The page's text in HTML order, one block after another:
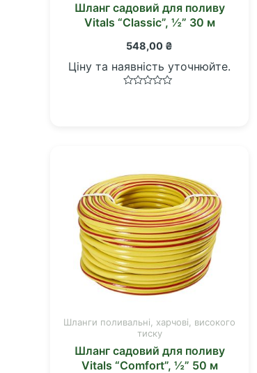
Шланг садовий для поливу
Vitals “Classic”, ½” 30 м
548,00 ₴
Ціну та наявність уточнюйте.
Шланги поливальні, харчові, високого
тиску
Шланг садовий для поливу
Vitals “Comfort”, ½” 50 м